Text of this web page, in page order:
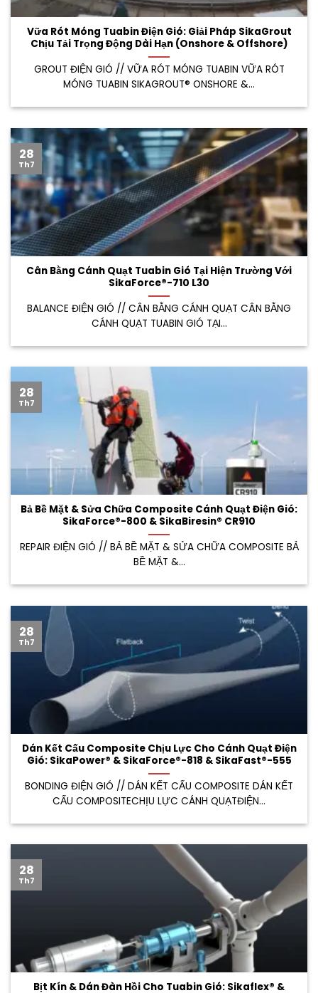
Vữa Rót Móng Tuabin Điện Gió: Giải Pháp SikaGrout
Chịu Tải Trọng Động Dài Hạn (Onshore & Offshore)
GROUT ĐIỆN GIÓ // VỮA RÓT MÓNG TUABIN VỮA RÓT
MÓNG TUABIN SIKAGROUT® ONSHORE &...
Cân Bằng Cánh Quạt Tuabin Gió Tại Hiện Trường Với
SikaForce®-710 L30
BALANCE ĐIỆN GIÓ // CÂN BẰNG CÁNH QUẠT CÂN BẰNG
CÁNH QUẠT TUABIN GIÓ TẠI...
28
Th7
Bả Bề Mặt & Sửa Chữa Composite Cánh Quạt Điện Gió:
SikaForce®-800 & SikaBiresin® CR910
REPAIR ĐIỆN GIÓ // BẢ BỀ MẶT & SỬA CHỮA COMPOSITE BẢ
BỀ MẶT &...
28
Th7
Dán Kết Cấu Composite Chịu Lực Cho Cánh Quạt Điện
Gió: SikaPower® & SikaForce®-818 & SikaFast®-555
BONDING ĐIỆN GIÓ // DÁN KẾT CẤU COMPOSITE DÁN KẾT
CẤU COMPOSITECHỊU LỰC CÁNH QUẠTĐIỆN...
28
Th7
Bịt Kín & Dán Đàn Hồi Cho Tuabin Gió: Sikaflex® &
28
Th7